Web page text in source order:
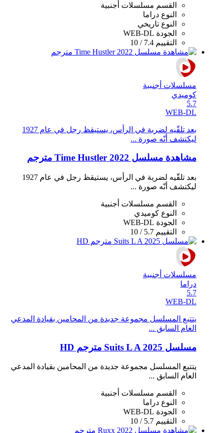
القسم مسلسلات أجنبية
النوع دراما
النوع تاريخي
الجودة WEB-DL
التقييم 7.4 / 10
مسلسلات أجنبية
كوميدي
5.7
WEB-DL
بعد تلقّيه لضربة في الرأس، يستيقظ رجل في عام 1927
ليكتشف أنّه صورة ...
مشاهدة مسلسل Time Hustler 2022 مترجم
بعد تلقّيه لضربة في الرأس، يستيقظ رجل في عام 1927
ليكتشف أنّه صورة ...
القسم مسلسلات أجنبية
النوع كوميدي
الجودة WEB-DL
التقييم 5.7 / 10
مسلسلات أجنبية
دراما
5.7
WEB-DL
يتتبع المسلسل مجموعة جديدة من المحامين بقيادة المدعي
العام السابق ...
مسلسل Suits L A 2025 مترجم HD
يتتبع المسلسل مجموعة جديدة من المحامين بقيادة المدعي
العام السابق ...
القسم مسلسلات أجنبية
النوع دراما
الجودة WEB-DL
التقييم 5.7 / 10